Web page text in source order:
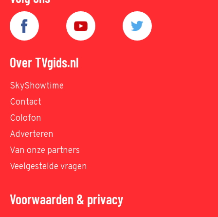
Over TVgids.nl
SkyShowtime
Contact
Colofon
Adverteren
Van onze partners
Veelgestelde vragen
Voorwaarden & privacy